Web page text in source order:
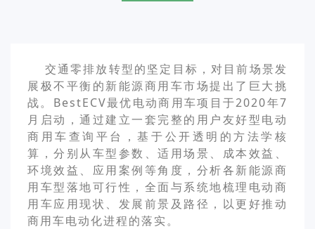
交通零排放转型的坚定目标，对目前场景发
展极不平衡的新能源商用车市场提出了巨大挑
战。BestECV最优电动商用车项目于2020年7
月启动，通过建立一套完整的用户友好型电动
商用车查询平台，基于公开透明的方法学核
算，分别从车型参数、适用场景、成本效益、
环境效益、应用案例等角度，分析各新能源商
用车型落地可行性，全面与系统地梳理电动商
用车应用现状、发展前景及路径，以更好推动
商用车电动化进程的落实。